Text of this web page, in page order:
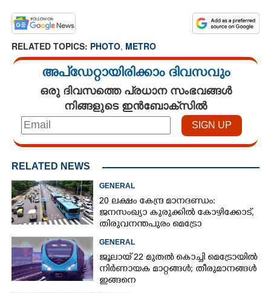
CONTACT US
RELATED TOPICS: PHOTO, METRO
അപ്ഡേറ്റായിരിക്കാം ദിവസവും
ഒരു ദിവസത്തെ പ്രധാന സംഭവങ്ങൾ
നിങ്ങളുടെ ഇൻബോക്സിൽ
RELATED NEWS
GENERAL
20 ലക്ഷം കേന്ദ്ര മാനദണ്ഡം:
ജനസംഖ്യാ കുരുക്കിൽ കോഴിക്കോട്,​
തിരുവനന്തപുരം മെട്രോ
GENERAL
ജൂലായ് 22 മുതല്‍ കൊച്ചി മെട്രോയില്‍
നിര്‍ണായക മാറ്റങ്ങള്‍; തീരുമാനങ്ങള്‍
ഇങ്ങനെ